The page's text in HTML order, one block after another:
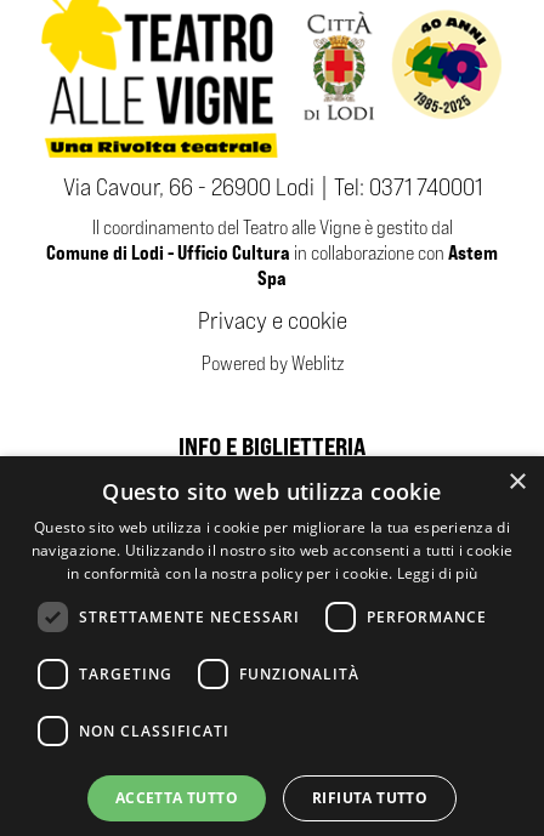
Via Cavour, 66 - 26900 Lodi | Tel: 0371 740001
Il coordinamento del Teatro alle Vigne è gestito dal
Comune di Lodi - Ufficio Cultura in collaborazione con Astem
Spa
Privacy e cookie
Powered by Weblitz
INFO E BIGLIETTERIA
Sponsor
×
Questo sito web utilizza cookie
Questo sito web utilizza i cookie per migliorare la tua esperienza di
navigazione. Utilizzando il nostro sito web acconsenti a tutti i cookie
in conformità con la nostra policy per i cookie. Leggi di più
STRETTAMENTE NECESSARI PERFORMANCE
TARGETING FUNZIONALITÀ
NON CLASSIFICATI
ACCETTA TUTTO RIFIUTA TUTTO